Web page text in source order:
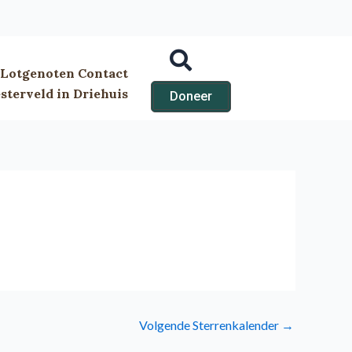
Lotgenoten Contact
in Driehuis
Doneer
Volgende Sterrenkalender →